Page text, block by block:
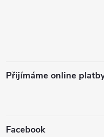
Přijímáme online
Facebook